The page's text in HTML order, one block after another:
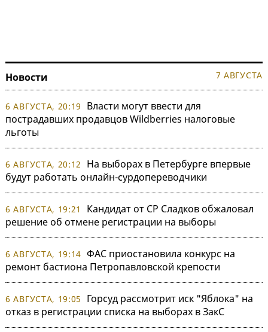
Новости 7 АВГУСТА
6 АВГУСТА, 20:19
Власти могут ввести для
пострадавших продавцов Wildberries налоговые
льготы
6 АВГУСТА, 20:12
На выборах в Петербурге впервые
будут работать онлайн-сурдопереводчики
6 АВГУСТА, 19:21
Кандидат от СР Сладков обжаловал
решение об отмене регистрации на выборы
6 АВГУСТА, 19:14 ФАС приостановила конкурс на
ремонт бастиона Петропавловской крепости
6 АВГУСТА, 19:05
Горсуд рассмотрит иск "Яблока" на
отказ в регистрации списка на выборах в ЗакС